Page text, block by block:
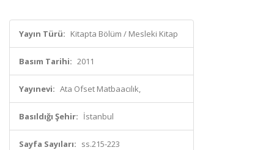
Yayın Türü: Kitapta Bölüm / Mesleki Kitap
Basım Tarihi: 2011
Yayınevi: Ata Ofset Matbaacılık,
Basıldığı Şehir: İstanbul
Sayfa Sayıları: ss.215-223